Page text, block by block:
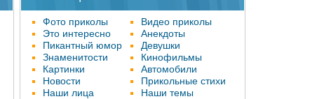
Фото приколы
Видео приколы
Это интересно
Анекдоты
Пикантный юмор
Девушки
Знаменитости
Кинофильмы
Картинки
Автомобили
Новости
Прикольные стихи
Наши лица
Наши темы